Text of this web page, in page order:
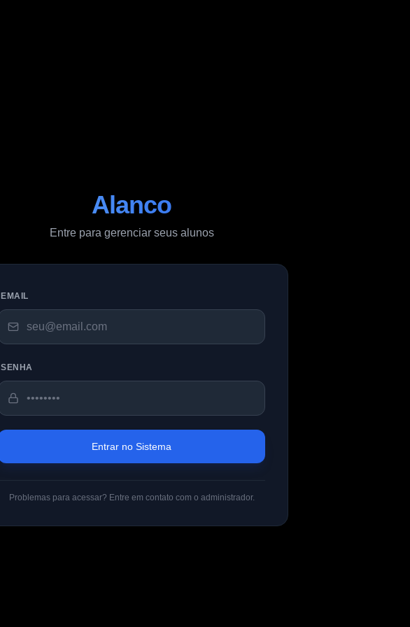
Alanco
Entre para gerenciar seus alunos
EMAIL
SENHA
Entrar no Sistema
Problemas para acessar? Entre em contato com o administrador.